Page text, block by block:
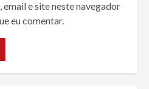
email e site neste navegador
eu comentar.